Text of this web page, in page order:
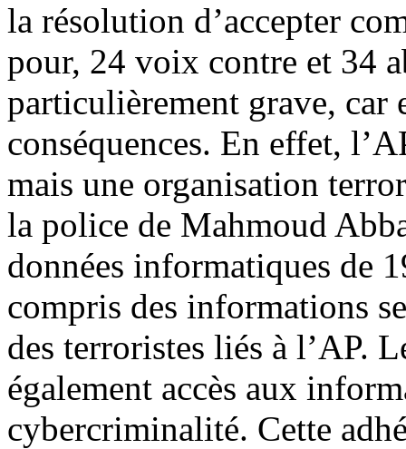
la résolution d’accepter
pour, 24 voix contre et 34
particulièrement grave, car
conséquences. En effet,
mais une organisation
la police de Mahmoud
données informatiques de
compris des informations
des terroristes liés à l’AP.
également accès aux
cybercriminalité. Cette